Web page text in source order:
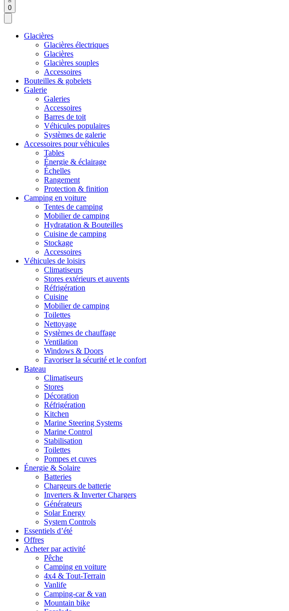
0
Glacières
Glacières électriques
Glacières
Glacières souples
Accessoires
Bouteilles & gobelets
Galerie
Galeries
Accessoires
Barres de toit
Véhicules populaires
Systèmes de galerie
Accessoires pour véhicules
Tables
Énergie & éclairage
Échelles
Rangement
Protection & finition
Camping en voiture
Tentes de camping
Mobilier de camping
Hydratation & Bouteilles
Cuisine de camping
Stockage
Accessoires
Véhicules de loisirs
Climatiseurs
Stores extérieurs et auvents
Réfrigération
Cuisine
Mobilier de camping
Toilettes
Nettoyage
Systèmes de chauffage
Ventilation
Windows & Doors
Favoriser la sécurité et le confort
Bateau
Climatiseurs
Stores
Décoration
Réfrigération
Kitchen
Marine Steering Systems
Marine Control
Stabilisation
Toilettes
Pompes et cuves
Énergie & Solaire
Batteries
Chargeurs de batterie
Inverters & Inverter Chargers
Générateurs
Solar Energy
System Controls
Essentiels d’été
Offres
Acheter par activité
Pêche
Camping en voiture
4x4 & Tout-Terrain
Vanlife
Camping-car & van
Mountain bike